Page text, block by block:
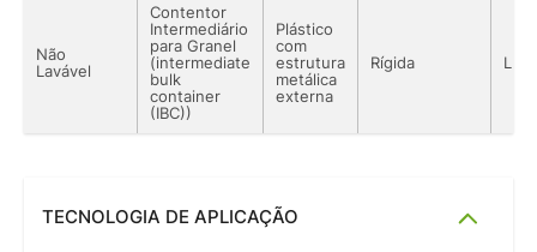
Não
Lavável
Contentor
Intermediário
para Granel
(intermediate
bulk
container
(IBC))
Plástico
com
estrutura
metálica
externa
Rígida
TECNOLOGIA DE APLICAÇÃO